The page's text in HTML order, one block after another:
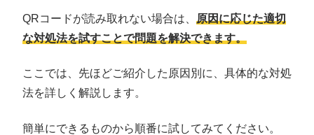
QRコードが読み取れない場合は、 原因に応じた適切
な対処法を試すことで問題を解決できます。
ここでは、先ほどご紹介した原因別に、具体的な対処
法を詳しく解説します。
簡単にできるものから順番に試してみてください。